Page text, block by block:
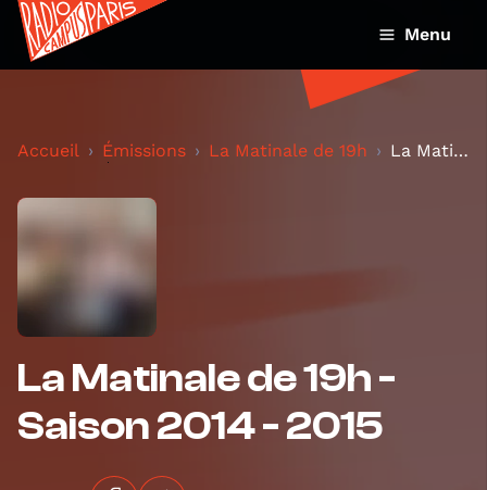
Menu
Accueil Émissions La Matinale de 19h La Matinale de 19h - Saison 2014 - 2015
La Matinale de 19h -
Saison 2014 - 2015